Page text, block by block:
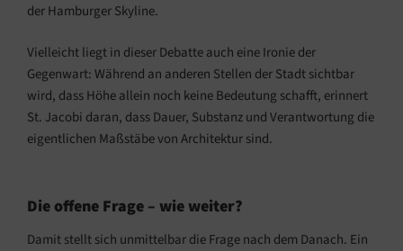
der Hamburger Skyline.
Vielleicht liegt in dieser Debatte auch eine Ironie der
Gegenwart: Während an anderen Stellen der Stadt sichtbar
wird, dass Höhe allein noch keine Bedeutung schafft, erinnert
St. Jacobi daran, dass Dauer, Substanz und Verantwortung die
eigentlichen Maßstäbe von Architektur sind.
Die offene Frage – wie weiter?
Damit stellt sich unmittelbar die Frage nach dem Danach. Ein